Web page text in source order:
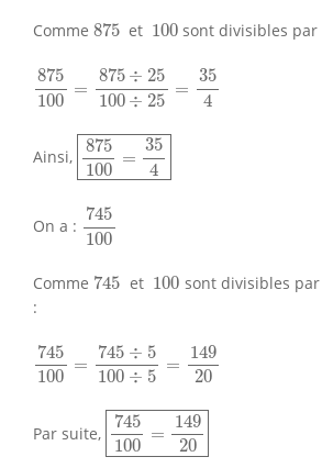
Comme 875
875 et 100
100sont divisibles par
875
100
=
875 ÷ 25
100 ÷ 25
=
35
4
875 =875 ÷25 100÷
Ainsi,
875
100
=
35
4
875100=35
On a :
745
100
745
Comme 745
745 et 100
100sont divisibles par
:
745
100
=
745 ÷ 5
100 ÷ 5
=
149
20
745 =745 ÷5 100 ÷5
Par suite,
745
100
=
149
20
745100=149